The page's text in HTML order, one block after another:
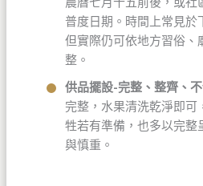
普度日期。時間上常見於
但實際仍可依地方習俗、
整。
供品擺設-完整、整齊、
完整，水果清洗乾淨即可
牲若有準備，也多以完整
與慎重。